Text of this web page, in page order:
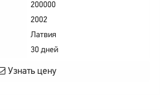
200000
2002
Латвия
30 дней
Узнать цену